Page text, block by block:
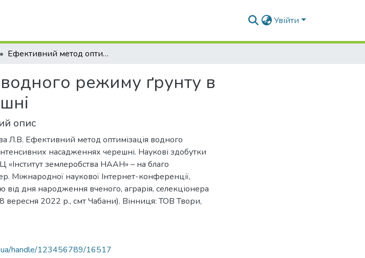
Увійти
Ефективний метод оптимізація водного режиму ґрунту в інтенсивних насадженнях черешні
режиму ґрунту в
опис
Л.В. Ефективний метод оптимізація водного
насадженнях черешні. Наукові здобутки
«Інститут землеробства НААН» – на благо
Міжнародної наукової Інтернет-конференції,
від дня народження вченого, аграрія, селекціонера
вересня 2022 р., смт Чабани). Вінниця: ТОВ Твори,
handle/123456789/16517